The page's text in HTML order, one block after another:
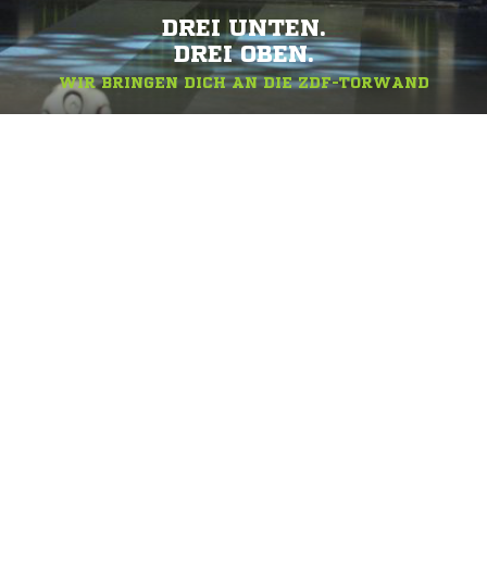
DREI UNTEN.
DREI OBEN.
WIR BRINGEN DICH AN DIE ZDF-TORWAND